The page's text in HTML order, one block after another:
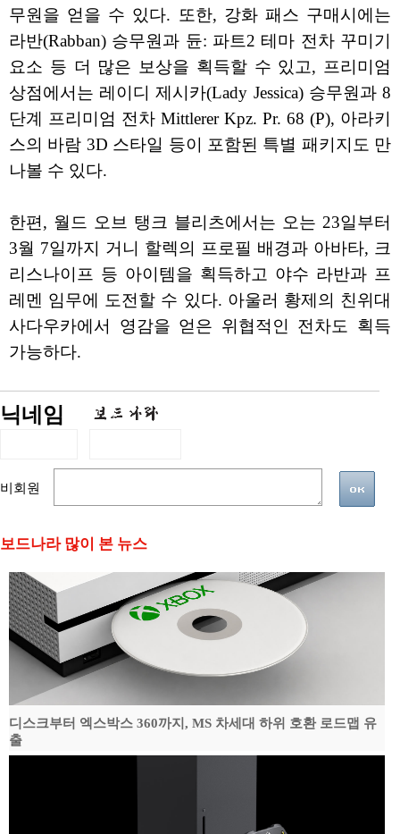
무원을 얻을 수 있다. 또한, 강화 패스 구매시에는
라반(Rabban) 승무원과 듄: 파트2 테마 전차 꾸미기
요소 등 더 많은 보상을 획득할 수 있고, 프리미엄
상점에서는 레이디 제시카(Lady Jessica) 승무원과 8
단계 프리미엄 전차 Mittlerer Kpz. Pr. 68 (P), 아라키
스의 바람 3D 스타일 등이 포함된 특별 패키지도 만
나볼 수 있다.
한편, 월드 오브 탱크 블리츠에서는 오는 23일부터
3월 7일까지 거니 할렉의 프로필 배경과 아바타, 크
리스나이프 등 아이템을 획득하고 야수 라반과 프
레멘 임무에 도전할 수 있다. 아울러 황제의 친위대
사다우카에서 영감을 얻은 위협적인 전차도 획득
가능하다.
닉네임
비회원
보드나라 많이 본 뉴스
디스크부터 엑스박스 360까지, MS 차세대 하위 호환 로드맵 유
출